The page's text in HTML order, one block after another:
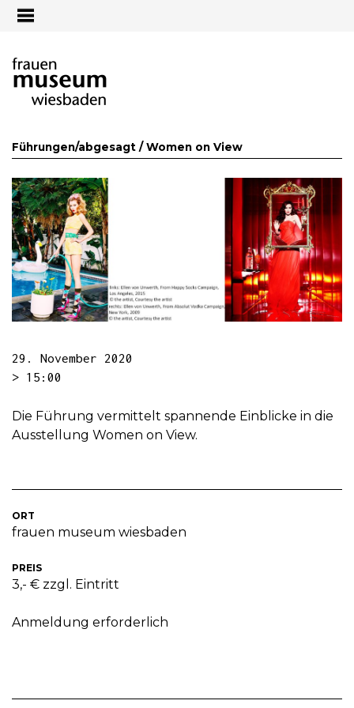
Führungen/abgesagt /Women on View
29. November 2020
> 15:00
Die Führung vermittelt spannende Einblicke in die
Ausstellung Women on View.
ORT
frauen museum wiesbaden
PREIS
3,- € zzgl. Eintritt
Anmeldung erforderlich